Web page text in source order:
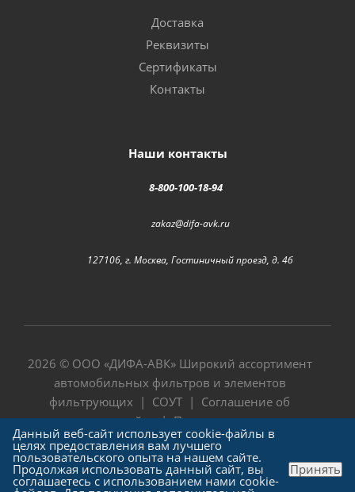
Доставка
Реквизиты
Сертификаты
Контакты
Наши контакты
8-800-100-18-94
zakaz@difa-avk.ru
127106, г. Москва, Гостиничный проезд, д. 4б
2026 © ООО «ДИФА-АВК» Широкий ассортимент
автомобильных фильтров и элементов
фильтрующих | СОУТ | Соглашение об
использовании сайта|Политика в отношении
обработки персональных данных
Данный веб-сайт использует cookie-файлы в
целях предоставления вам лучшего
пользовательского опыта на нашем сайте.
Продолжая использовать данный сайт, вы
соглашаетесь с использованием нами cookie-
Принять